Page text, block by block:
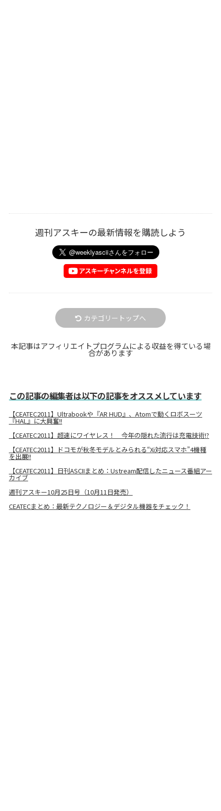
週刊アスキーの最新情報を購読しよう
カテゴリートップへ
本記事はアフィリエイトプログラムによる収益を得ている場
合があります
この記事の編集者は以下の記事をオススメしています
【CEATEC2011】Ultrabookや『AR HUD』、Atomで動くロボスーツ
『HAL』に大興奮!!
【CEATEC2011】超速にワイヤレス！ 今年の隠れた流行は充電技術!?
【CEATEC2011】ドコモが秋冬モデルとみられる“Xi対応スマホ”4機種
を出展!!
【CEATEC2011】日刊ASCIIまとめ：Ustream配信したニュース番組アー
カイブ
週刊アスキー10月25日号（10月11日発売）
CEATECまとめ：最新テクノロジー＆デジタル機器をチェック！